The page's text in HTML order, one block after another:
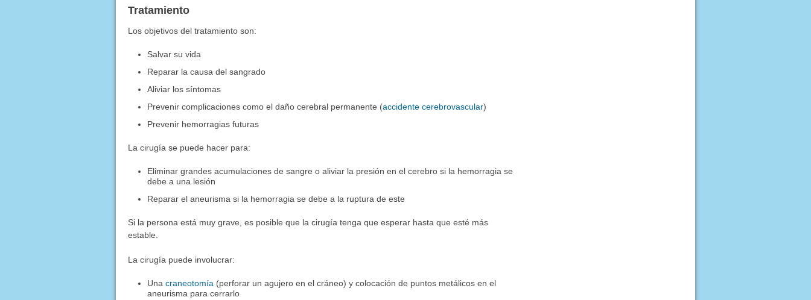
Tratamiento
Los objetivos del tratamiento son:
Salvar su vida
Reparar la causa del sangrado
Aliviar los síntomas
Prevenir complicaciones como el daño cerebral permanente (accidente cerebrovascular)
Prevenir hemorragias futuras
La cirugía se puede hacer para:
Eliminar grandes acumulaciones de sangre o aliviar la presión en el cerebro si la hemorragia se
debe a una lesión
Reparar el aneurisma si la hemorragia se debe a la ruptura de este
Si la persona está muy grave, es posible que la cirugía tenga que esperar hasta que esté más
estable.
La cirugía puede involucrar:
Unacraneotomía (perforar un agujero en el cráneo) y colocación de puntos metálicos en el
aneurisma para cerrarlo